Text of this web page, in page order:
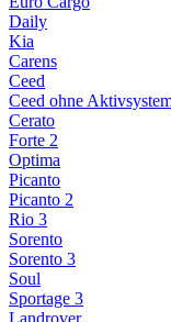
Daily
Kia
Carens
Ceed
Ceed ohne
Cerato
Forte 2
Optima
Picanto
Picanto 2
Rio 3
Sorento
Sorento 3
Soul
Sportage 3
Landrover